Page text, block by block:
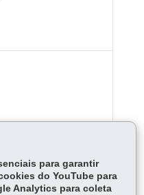
para garantir
do YouTube para
Analytics para coleta